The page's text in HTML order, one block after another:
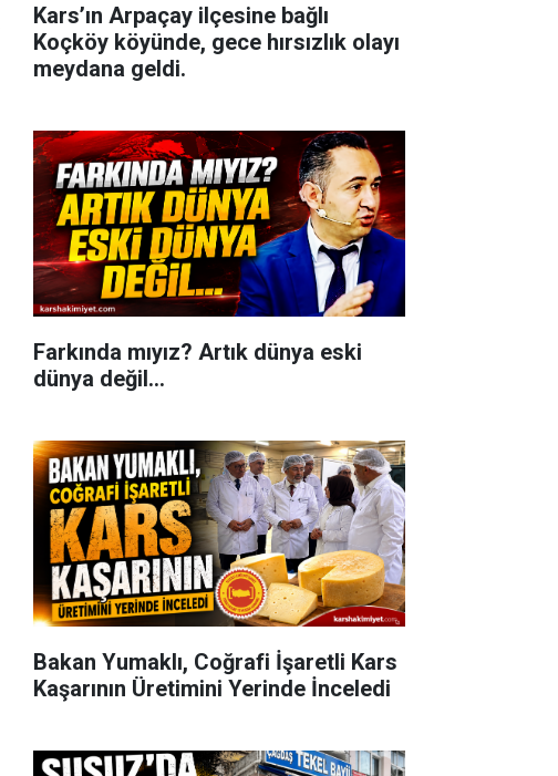
Kars’ın Arpaçay ilçesine bağlı
Koçköy köyünde, gece hırsızlık olayı
meydana geldi.
Farkında mıyız? Artık dünya eski
dünya değil...
Bakan Yumaklı, Coğrafi İşaretli Kars
Kaşarının Üretimini Yerinde İnceledi